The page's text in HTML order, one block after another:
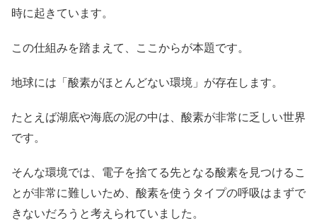
時に起きています。
この仕組みを踏まえて、ここからが本題です。
地球には「酸素がほとんどない環境」が存在します。
たとえば湖底や海底の泥の中は、酸素が非常に乏しい世界
です。
そんな環境では、電子を捨てる先となる酸素を見つけるこ
とが非常に難しいため、酸素を使うタイプの呼吸はまずで
きないだろうと考えられていました。